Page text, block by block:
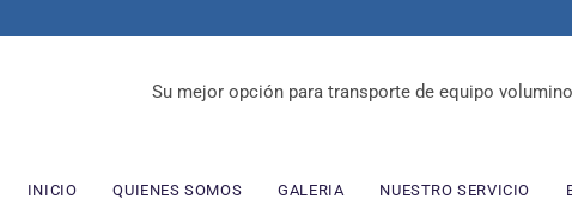
Su mejor opción para transporte de equipo
INICIO QUIENES SOMOS GALERIA NUESTRO SERVICIO